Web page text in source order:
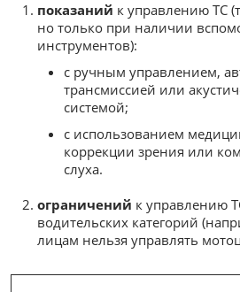
показаний к управлению ТС
но только при наличии
инструментов):
с ручным управлением,
трансмиссией или
системой;
с использованием
коррекции зрения или
слуха.
ограничений к управлению
водительских категорий
лицам нельзя управлять